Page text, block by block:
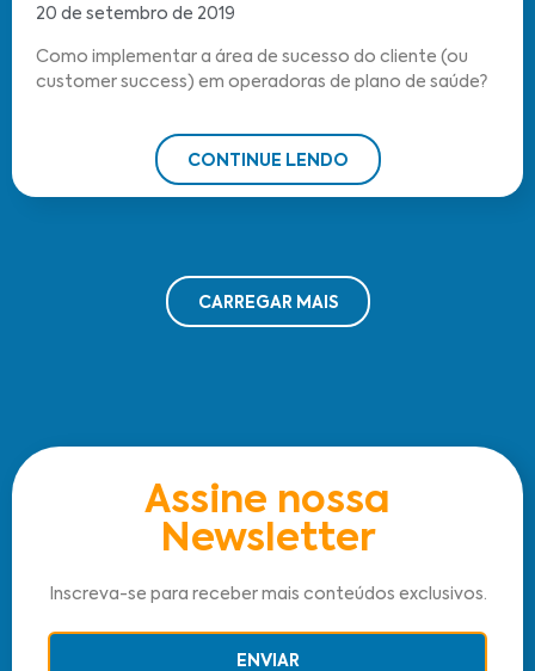
20 de setembro de 2019
Como implementar a área de sucesso do cliente (ou
customer success) em operadoras de plano de saúde?
CONTINUE LENDO
CARREGAR MAIS
Assine nossa
Newsletter
Inscreva-se para receber mais conteúdos exclusivos.
ENVIAR